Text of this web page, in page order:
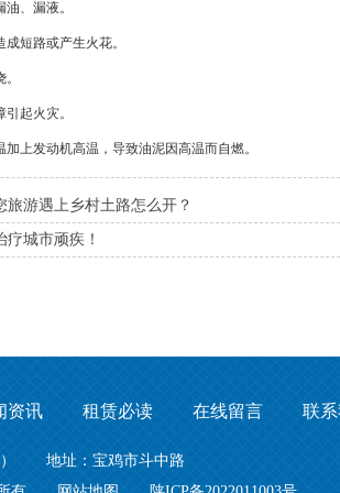
、漏液。
短路或产生火花。
起火灾。
上发动机高温，导致油泥因高温而自燃。
游遇上乡村土路怎么开？
城市顽疾！
资讯 租赁必读 在线留言 联
） 地址：宝鸡市斗中路